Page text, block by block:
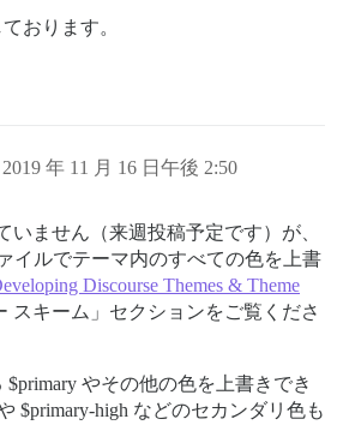
おります。
2019 年 11 月 16 日午後 2:50
いません（来週投稿予定です）が、
イルでテーマ内のすべての色を上書
Discourse Themes & Theme
スキーム」セクションをご覧くださ
やその他の色を上書きでき
$primary-high などのセカンダリ色も